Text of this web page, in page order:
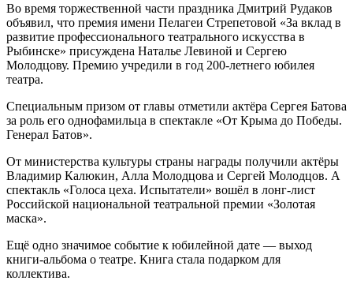
Во время торжественной части праздника Дмитрий Рудаков
объявил, что премия имени Пелагеи Стрепетовой «За вклад в
развитие профессионального театрального искусства в
Рыбинске» присуждена Наталье Левиной и Сергею
Молодцову. Премию учредили в год 200-летнего юбилея
театра.
Специальным призом от главы отметили актёра Сергея Батова
за роль его однофамильца в спектакле «От Крыма до Победы.
Генерал Батов».
От министерства культуры страны награды получили актёры
Владимир Калюкин, Алла Молодцова и Сергей Молодцов. А
спектакль «Голоса цеха. Испытатели» вошёл в лонг-лист
Российской национальной театральной премии «Золотая
маска».
Ещё одно значимое событие к юбилейной дате — выход
книги-альбома о театре. Книга стала подарком для
коллектива.